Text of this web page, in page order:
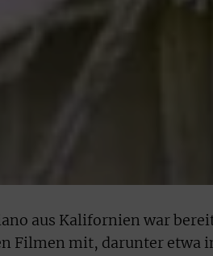
aus Kalifornien war
Filmen mit, darunter etwa